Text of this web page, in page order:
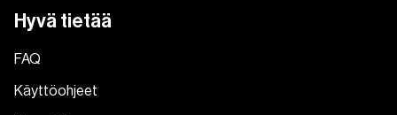
Hyvä tietää
FAQ
Käyttöohjeet